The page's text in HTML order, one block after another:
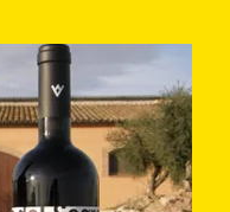
их вин под
Segre